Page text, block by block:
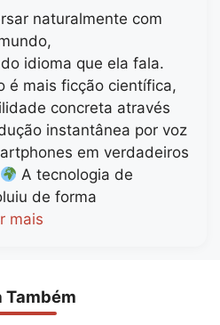
naturalmente com
idioma que ela fala.
é mais ficção científica,
concreta através
instantânea por voz
em verdadeiros
A tecnologia de
de forma
mais
Também